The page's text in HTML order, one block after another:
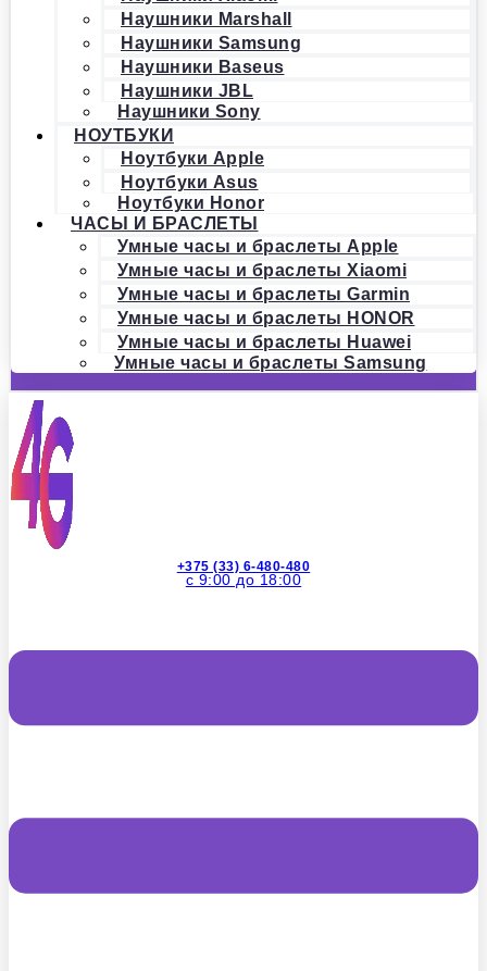
Наушники Marshall
Наушники Samsung
Наушники Baseus
Наушники JBL
Наушники Sony
НОУТБУКИ
Ноутбуки Apple
Ноутбуки Asus
Ноутбуки Honor
ЧАСЫ И БРАСЛЕТЫ
Умные часы и браслеты Apple
Умные часы и браслеты Xiaomi
Умные часы и браслеты Garmin
Умные часы и браслеты HONOR
Умные часы и браслеты Huawei
Умные часы и браслеты Samsung
+375 (33) 6-480-480
с 9:00 до 18:00